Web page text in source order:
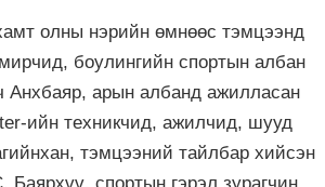
олны нэрийн өмнөөс тэмцээнд
боулингийн спортын албан
Анхбаяр, арын албанд ажилласан
ийн техникчид, ажилчид, шууд
тэмцээний тайлбар хийсэн